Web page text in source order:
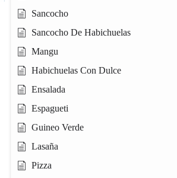
Sancocho
Sancocho De Habichuelas
Mangu
Habichuelas Con Dulce
Ensalada
Espagueti
Guineo Verde
Lasaña
Pizza